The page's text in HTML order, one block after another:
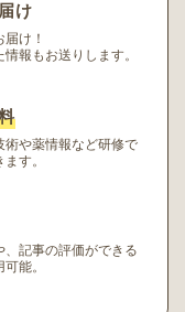
け
け！
報もお送りします。
術や薬情報など研修で
す。
記事の評価ができる
能。